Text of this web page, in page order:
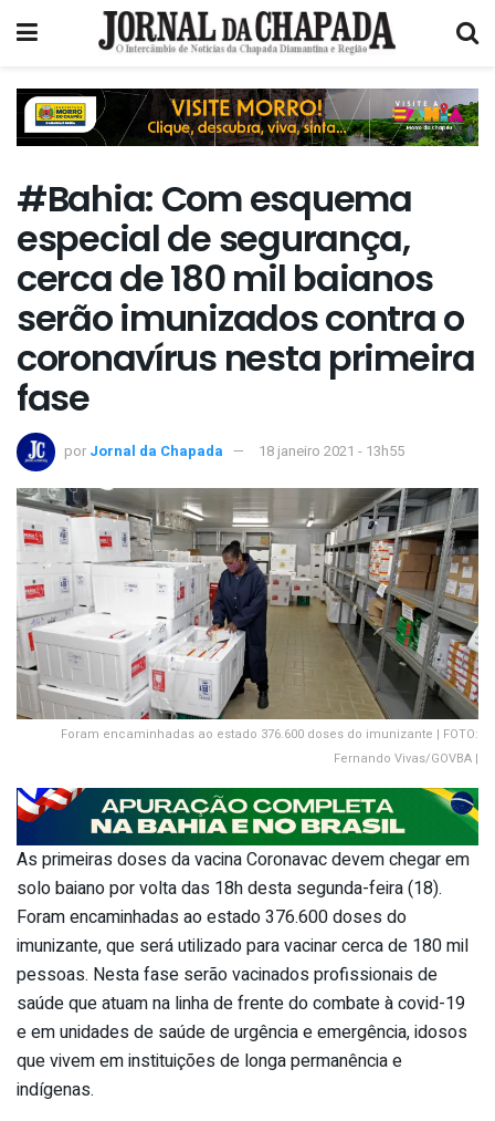
#Bahia: Com esquema
especial de segurança,
cerca de 180 mil baianos
serão imunizados contra o
coronavírus nesta primeira
fase
por Jornal da Chapada 18 janeiro 2021 - 13h55
Foram encaminhadas ao estado 376.600 doses do imunizante | FOTO:
Fernando Vivas/GOVBA |
As primeiras doses da vacina Coronavac devem chegar em
solo baiano por volta das 18h desta segunda-feira (18).
Foram encaminhadas ao estado 376.600 doses do
imunizante, que será utilizado para vacinar cerca de 180 mil
pessoas. Nesta fase serão vacinados profissionais de
saúde que atuam na linha de frente do combate à covid-19
e em unidades de saúde de urgência e emergência, idosos
que vivem em instituições de longa permanência e
indígenas.